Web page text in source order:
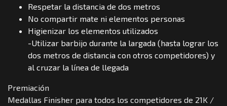
Respetar la distancia de dos metros
No compartir mate ni elementos personas
Higienizar los elementos utilizados
-Utilizar barbijo durante la largada (hasta lograr los
dos metros de distancia con otros competidores) y
al cruzar la línea de llegada
Premiación
Medallas Finisher para todos los competidores de 21K /